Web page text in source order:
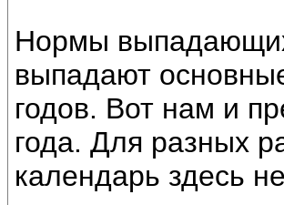
Нормы
выпадают
годов. Вот нам и
года. Для разных
календарь здесь